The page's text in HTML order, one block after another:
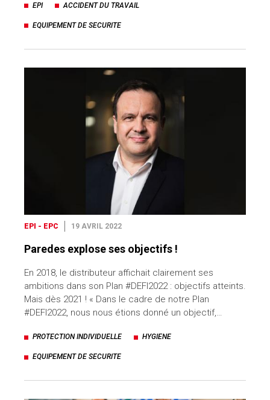
EPI ACCIDENT DU TRAVAIL
EQUIPEMENT DE SECURITE
EPI - EPC 19 AVRIL 2022
Paredes explose ses objectifs !
En 2018, le distributeur affichait clairement ses
ambitions dans son Plan #DEFI2022 : objectifs atteints.
Mais dès 2021 ! « Dans le cadre de notre Plan
#DEFI2022, nous nous étions donné un objectif,…
PROTECTION INDIVIDUELLE HYGIENE
EQUIPEMENT DE SECURITE